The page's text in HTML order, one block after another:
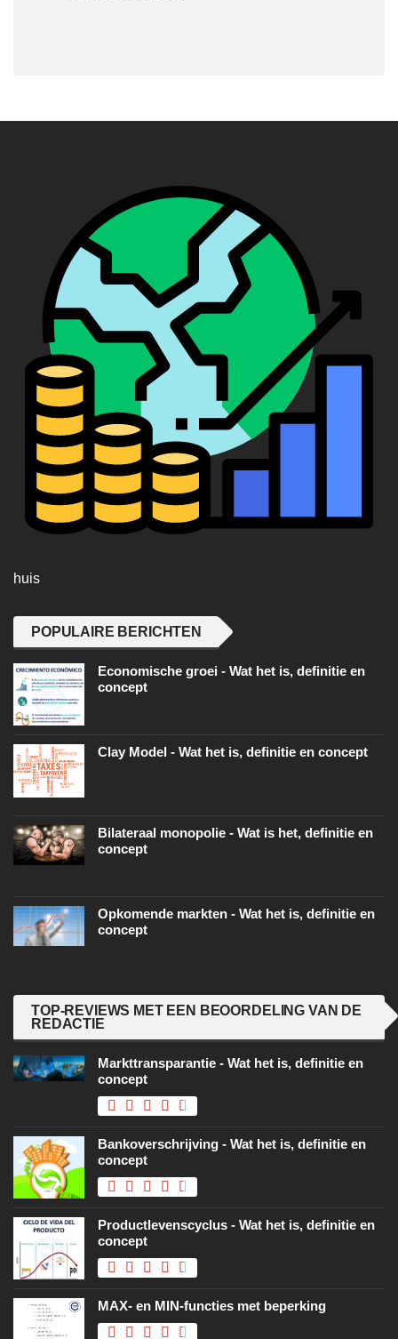
huis
POPULAIRE BERICHTEN
Economische groei - Wat het is, definitie en
concept
Clay Model - Wat het is, definitie en concept
Bilateraal monopolie - Wat is het, definitie en
concept
Opkomende markten - Wat het is, definitie en
concept
TOP-REVIEWS MET EEN BEOORDELING VAN DE
REDACTIE
Markttransparantie - Wat het is, definitie en
concept
Bankoverschrijving - Wat het is, definitie en
concept
Productlevenscyclus - Wat het is, definitie en
concept
MAX- en MIN-functies met beperking